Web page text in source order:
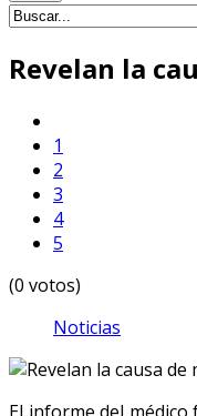
Revelan la
1
2
3
4
5
(0 votos)
Noticias